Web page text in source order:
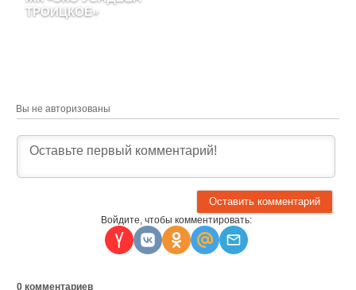
ТРОИЦКОЕ»
Вы не авторизованы
Войдите, чтобы комментировать:
0 комментариев